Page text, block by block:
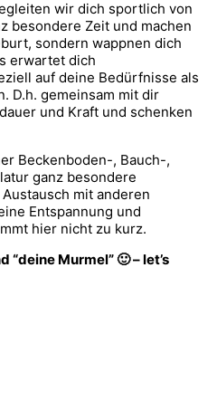
wir dich sportlich von
besondere Zeit und machen
sondern wappnen dich
erwartet dich
auf deine Bedürfnisse als
D.h. gemeinsam mit dir
und Kraft und schenken
Beckenboden-, Bauch-,
ganz besondere
mit anderen
Entspannung und
hier nicht zu kurz.
Murmel” 🙂 – let’s